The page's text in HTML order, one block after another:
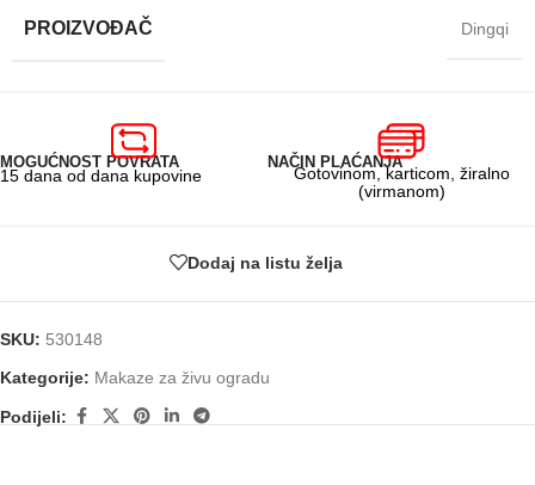
PROIZVOĐAČ Dingqi
MOGUĆNOST POVRATA
15 dana od dana kupovine
NAČIN PLAĆANJA
Gotovinom, karticom, žiralno
(virmanom)
Dodaj na listu želja
SKU: 530148
Kategorije: Makaze za živu ogradu
Podijeli: